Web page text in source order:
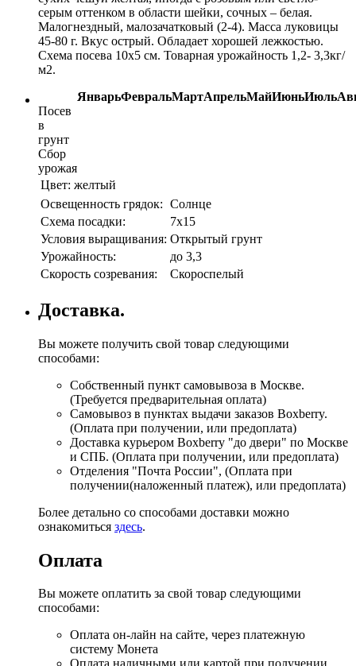
серым оттенком в области шейки, сочных – белая.
Малогнездный, малозачатковый (2-4). Масса луковицы
45-80 г. Вкус острый. Обладает хорошей лежкостью.
Схема посева 10x5 см. Товарная урожайность 1,2- 3,3кг/
м2.
ЯнварьФевральМартАпрельМайИюньИюль
Посев
в
грунт
Сбор
урожая
Цвет: желтый
Освещенность грядок: Солнце
Схема посадки:
7х15
Условия выращивания: Открытый грунт
Урожайность:
до 3,3
Скорость созревания:
Скороспелый
Доставка.
Вы можете получить свой товар следующими
способами:
Собственный пункт самовывоза в Москве.
(Требуется предварительная оплата)
Самовывоз в пунктах выдачи заказов Boxberry.
(Оплата при получении, или предоплата)
Доставка курьером Boxberry "до двери" по Москве
и СПБ. (Оплата при получении, или предоплата)
Отделения "Почта России", (Оплата при
получении(наложенный платеж), или предоплата)
Более детально со способами доставки можно
ознакомиться здесь.
Оплата
Вы можете оплатить за свой товар следующими
способами:
Оплата он-лайн на сайте, через платежную
систему Монета